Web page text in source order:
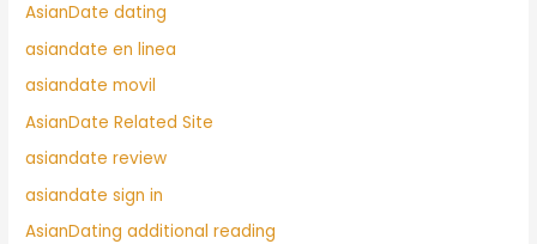
AsianDate dating
asiandate en linea
asiandate movil
AsianDate Related Site
asiandate review
asiandate sign in
AsianDating additional reading